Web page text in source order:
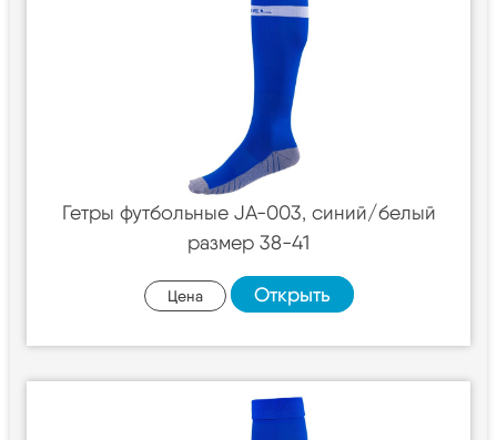
Гетры футбольные JA-003, синий/белый
размер 38-41
Цена Открыть